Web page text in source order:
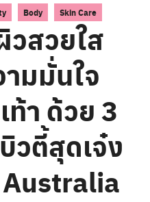
Body Skin Care
วสวยใส
มมั่นใจ
า ด้วย 3
วตี้สุดเจ๋ง